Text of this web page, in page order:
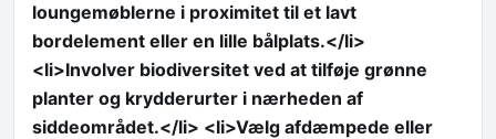
loungemøblerne i proximitet til et lavt
bordelement eller en lille bålplats.</li>
<li>Involver biodiversitet ved at tilføje grønne
planter og krydderurter i nærheden af
siddeområdet.</li> <li>Vælg afdæmpede eller